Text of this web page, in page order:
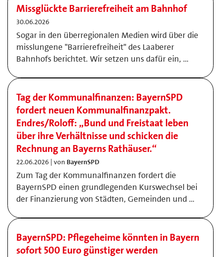
Missglückte Barrierefreiheit am Bahnhof
30.06.2026
Sogar in den überregionalen Medien wird über die
misslungene "Barrierefreiheit" des Laaberer
Bahnhofs berichtet. Wir setzen uns dafür ein, …
Tag der Kommunalfinanzen: BayernSPD
fordert neuen Kommunalfinanzpakt.
Endres/Roloff: „Bund und Freistaat leben
über ihre Verhältnisse und schicken die
Rechnung an Bayerns Rathäuser.“
22.06.2026 | von BayernSPD
Zum Tag der Kommunalfinanzen fordert die
BayernSPD einen grundlegenden Kurswechsel bei
der Finanzierung von Städten, Gemeinden und …
BayernSPD: Pflegeheime könnten in Bayern
sofort 500 Euro günstiger werden